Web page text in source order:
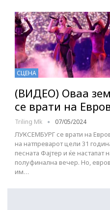
СЦЕНА
(ВИДЕО) Оваа
се врати на
Triling Mk 07/05/2024
ЛУКСЕМБУРГ се врати на
на натпреварот цели 31
песната Фајтер и ќе
полуфинална вечер. Но,
им…